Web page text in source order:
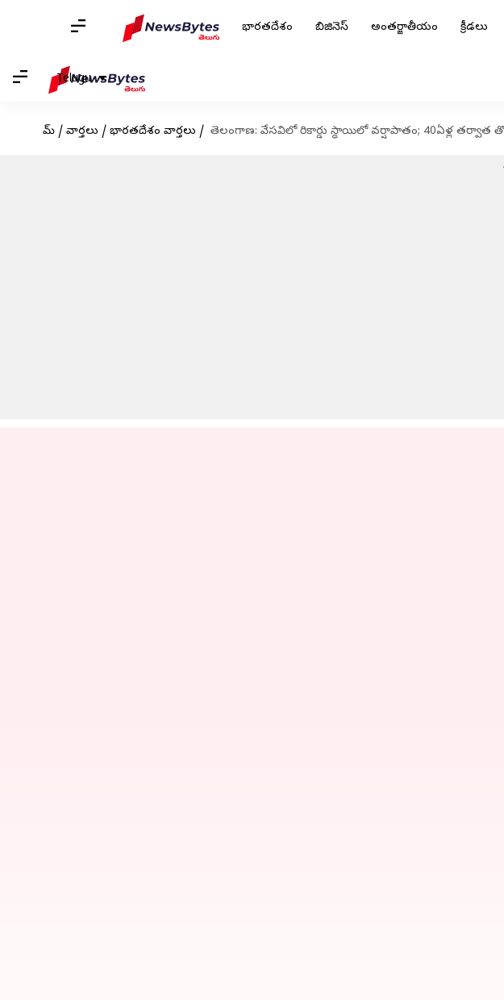
భారతదేశం బిజినెస్ అంతర్జాతీయం క్రీడలు
Telugu
హోమ్ / వార్తలు / భారతదేశం వార్తలు / తెలంగాణ: వేసవిలో రికార్డు స్థాయిలో వర్షాపాతం; 40ఏళ్ల తర్వాత